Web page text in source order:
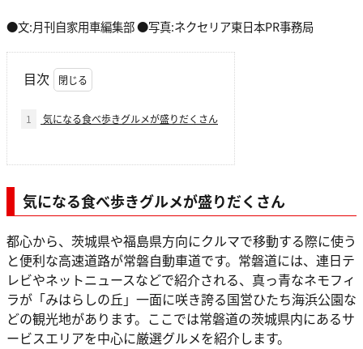
●文:月刊自家用車編集部 ●写真:ネクセリア東日本PR事務局
目次
1 気になる食べ歩きグルメが盛りだくさん
気になる食べ歩きグルメが盛りだくさん
都心から、茨城県や福島県方向にクルマで移動する際に使う
と便利な高速道路が常磐自動車道です。常磐道には、連日テ
レビやネットニュースなどで紹介される、真っ青なネモフィ
ラが「みはらしの丘」一面に咲き誇る国営ひたち海浜公園な
どの観光地があります。ここでは常磐道の茨城県内にあるサ
ービスエリアを中心に厳選グルメを紹介します。